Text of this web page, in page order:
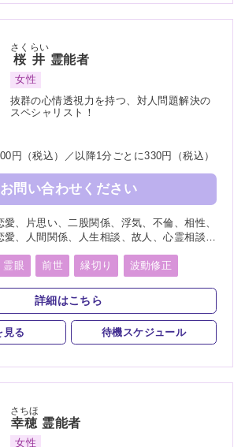
桜井
さくらい
霊能者
女性
抜群の心情透視力を持つ、対人問題解決の
スペシャリスト！
円（税込）／以降1分ごとに330円（税込）
お問い合わせください
愛、片思い、二股関係、浮気、不倫、相性、
愛、人間関係、人生相談、故人、心霊相談、
霊眼 前世 縁切り 波動修正
詳細はこちら
見る 待機スケジュール
幸穂
さちほ
霊能者
女性